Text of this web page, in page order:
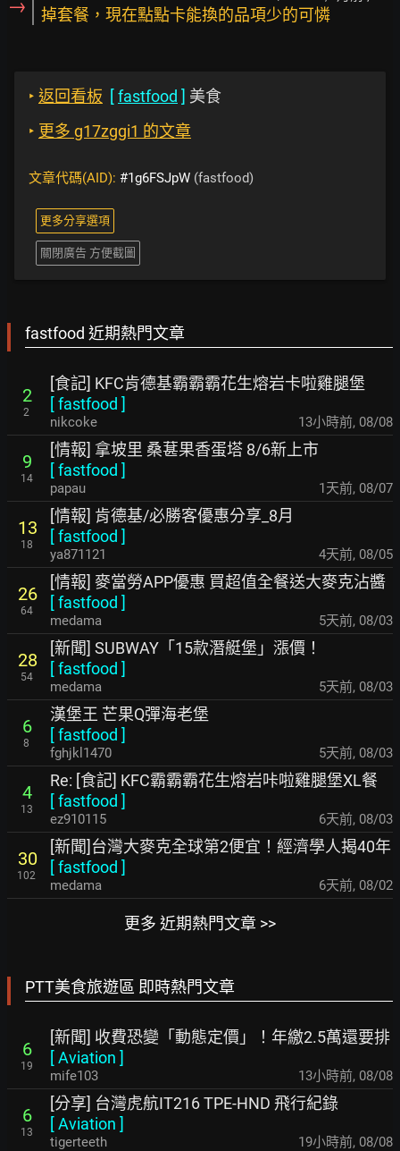
→ 掉套餐，現在點點卡能換的品項少的可憐
‣ 返回看板 [fastfood ] 美食
‣ 更多 g17zggi1 的文章
文章代碼(AID): #1g6FSJpW (fastfood)
更多分享選項
關閉廣告 方便截圖
fastfood 近期熱門文章
2
2
[食記] KFC肯德基霸霸霸花生熔岩卡啦雞腿堡
[fastfood ]
nikcoke 13小時前, 08/08
9
14
[情報] 拿坡里 桑葚果香蛋塔 8/6新上市
[fastfood ]
papau 1天前, 08/07
13
18
[情報] 肯德基/必勝客優惠分享_8月
[fastfood ]
ya871121 4天前, 08/05
26
64
[情報] 麥當勞APP優惠 買超值全餐送大麥克沾醬
[fastfood ]
medama 5天前, 08/03
28
54
[新聞] SUBWAY「15款潛艇堡」漲價！
[fastfood ]
medama 5天前, 08/03
6
8
漢堡王 芒果Q彈海老堡
[fastfood ]
fghjkl1470 5天前, 08/03
4
13
Re: [食記] KFC霸霸霸花生熔岩咔啦雞腿堡XL餐
[fastfood ]
ez910115 6天前, 08/03
30
102
[新聞]台灣大麥克全球第2便宜！經濟學人揭40年
[fastfood ]
medama 6天前, 08/02
更多 近期熱門文章 >>
PTT美食旅遊區 即時熱門文章
6
19
[新聞] 收費恐變「動態定價」！年繳2.5萬還要排
[Aviation ]
mife103 13小時前, 08/08
6
13
[分享] 台灣虎航IT216 TPE-HND 飛行紀錄
[Aviation ]
tigerteeth 19小時前, 08/08